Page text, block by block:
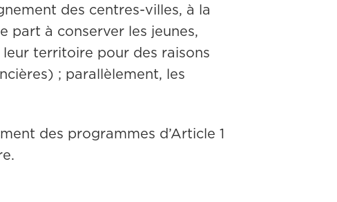
des centres-villes, à la
part à conserver les jeunes,
territoire pour des raisons
; parallèlement, les
des programmes d’Article 1